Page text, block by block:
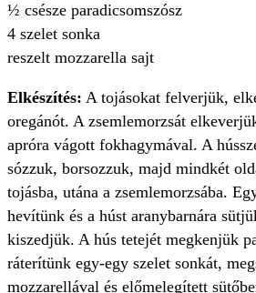
½ csésze paradicsomszósz
4 szelet sonka
reszelt mozzarella sajt
Elkészítés: A tojásokat felverjük,
oregánót. A zsemlemorzsát
apróra vágott fokhagymával. A
sózzuk, borsozzuk, majd mindkét
tojásba, utána a zsemlemorzsába.
hevítünk és a húst aranybarnára
kiszedjük. A hús tetejét megkenjük
ráterítünk egy-egy szelet sonkát,
mozzarellával és előmelegített